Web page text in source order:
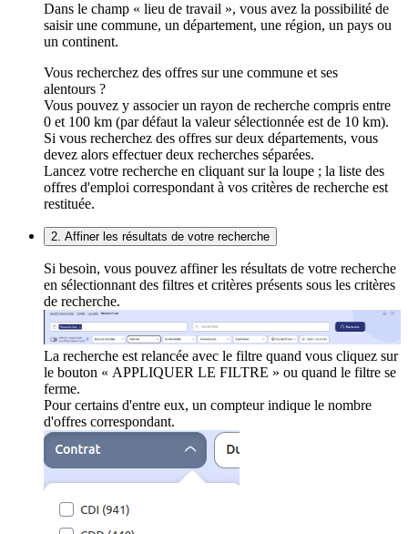
Dans le champ « lieu de travail », vous avez la possibilité de
saisir une commune, un département, une région, un pays ou
un continent.
Vous recherchez des offres sur une commune et ses
alentours ?
Vous pouvez y associer un rayon de recherche compris entre
0 et 100 km (par défaut la valeur sélectionnée est de 10 km).
Si vous recherchez des offres sur deux départements, vous
devez alors effectuer deux recherches séparées.
Lancez votre recherche en cliquant sur la loupe ; la liste des
offres d'emploi correspondant à vos critères de recherche est
restituée.
2. Affiner les résultats de votre recherche
Si besoin, vous pouvez affiner les résultats de votre recherche
en sélectionnant des filtres et critères présents sous les critères
de recherche.
La recherche est relancée avec le filtre quand vous cliquez sur
le bouton « APPLIQUER LE FILTRE » ou quand le filtre se
ferme.
Pour certains d'entre eux, un compteur indique le nombre
d'offres correspondant.